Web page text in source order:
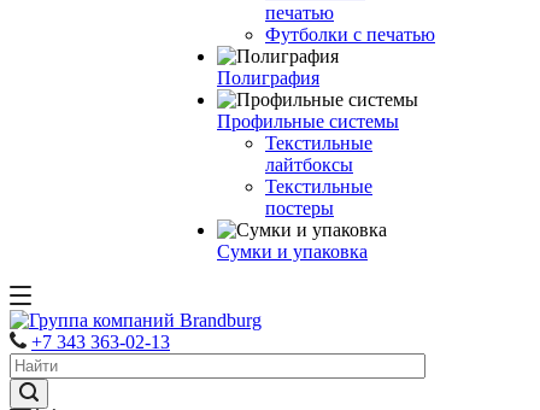
печатью
Футболки с печатью
Полиграфия
Профильные системы
Текстильные
лайтбоксы
Текстильные
постеры
Сумки и упаковка
+7 343 363-02-13